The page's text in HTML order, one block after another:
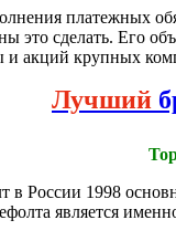
платежных
это сделать. Его
и акций крупных
Лучший
России 1998
является